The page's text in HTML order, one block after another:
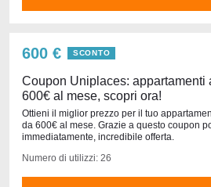
600 € SCONTO
Coupon Uniplaces: appartamenti
600€ al mese, scopri ora!
Ottieni il miglior prezzo per il tuo
da 600€ al mese. Grazie a questo coupon
immediatamente, incredibile offerta.
Numero di utilizzi: 26